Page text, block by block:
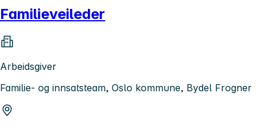
Familieveileder
Arbeidsgiver
Familie- og innsatsteam, Oslo kommune, Bydel Frogner